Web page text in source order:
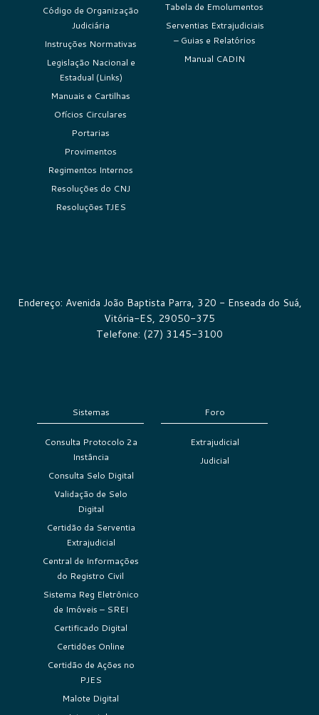
Código de Organização
Judiciária
Instruções Normativas
Legislação Nacional e
Estadual (Links)
Manuais e Cartilhas
Ofícios Circulares
Portarias
Provimentos
Regimentos Internos
Resoluções do CNJ
Resoluções TJES
Tabela de Emolumentos
Serventias Extrajudiciais
– Guias e Relatórios
Manual CADIN
Endereço: Avenida João Baptista Parra, 320 - Enseada do Suá,
Vitória-ES, 29050-375
Telefone: (27) 3145-3100
Sistemas
Consulta Protocolo 2a
Instância
Consulta Selo Digital
Validação de Selo
Digital
Certidão da Serventia
Extrajudicial
Central de Informações
do Registro Civil
Sistema Reg Eletrônico
de Imóveis – SREI
Certificado Digital
Certidões Online
Certidão de Ações no
PJES
Malote Digital
Foro
Extrajudicial
Judicial